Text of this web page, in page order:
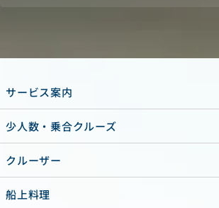
サービス案内
少人数・乗合クルーズ
クルーザー
船上料理